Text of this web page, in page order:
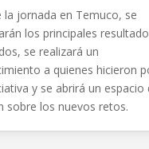
la jornada en Temuco, se
los principales
se realizará un
a quienes hicieron
y se abrirá un espacio
sobre los nuevos retos.